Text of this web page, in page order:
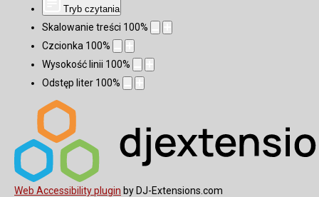
Tryb czytania
Skalowanie treści 100%
Czcionka 100%
Wysokość linii 100%
Odstęp liter 100%
Web Accessibility plugin by DJ-Extensions.com